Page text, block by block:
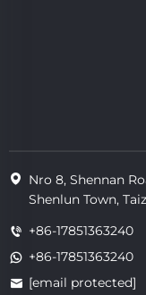
Nro 8, Shennan
Shenlun Town,
+86-17851363240
+86-17851363240
[email protected]